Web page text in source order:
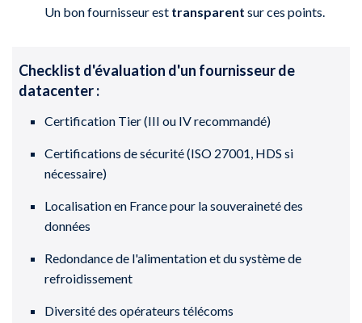
Un bon fournisseur est transparent sur ces points.
Checklist d'évaluation d'un fournisseur de
datacenter :
Certification Tier (III ou IV recommandé)
Certifications de sécurité (ISO 27001, HDS si
nécessaire)
Localisation en France pour la souveraineté des
données
Redondance de l'alimentation et du système de
refroidissement
Diversité des opérateurs télécoms